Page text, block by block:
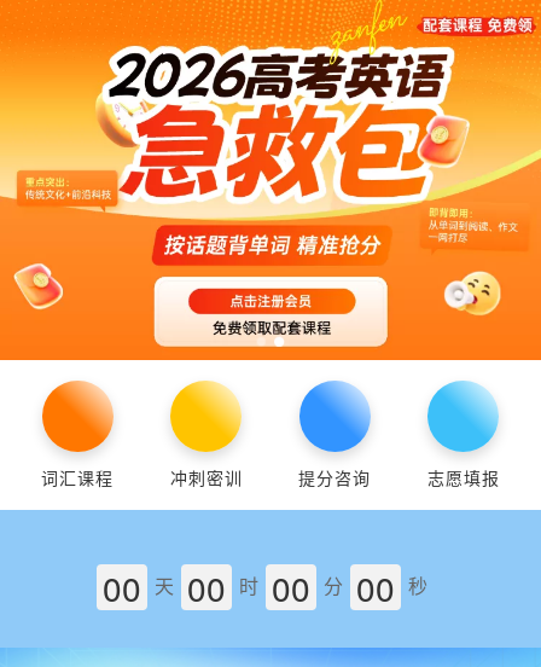
词汇课程 冲刺密训 提分咨询 志愿填报
00 天 00 时 00 分 00 秒